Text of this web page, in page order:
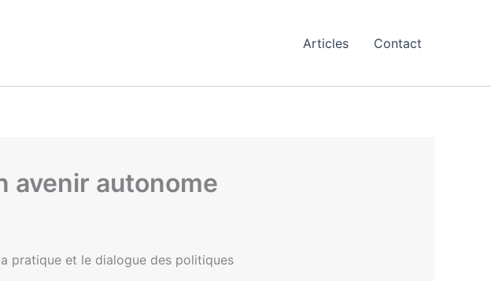
Articles Contact
avenir autonome
pratique et le dialogue des politiques